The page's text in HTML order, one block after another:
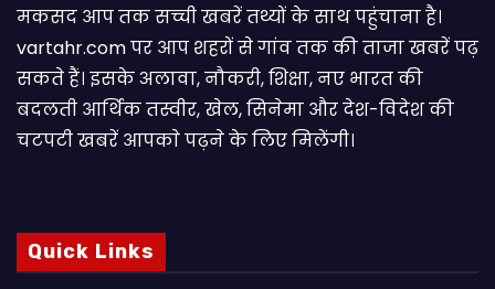
मकसद आप तक सच्ची खबरें तथ्यों के साथ पहुंचाना है।
vartahr.com पर आप शहरों से गांव तक की ताजा खबरें पढ़
सकते हैं। इसके अलावा, नौकरी, शिक्षा, नए भारत की
बदलती आर्थिक तस्वीर, खेल, सिनेमा और देश-विदेश की
चटपटी खबरें आपकाे पढ़ने के लिए मिलेंगी।
Quick Links